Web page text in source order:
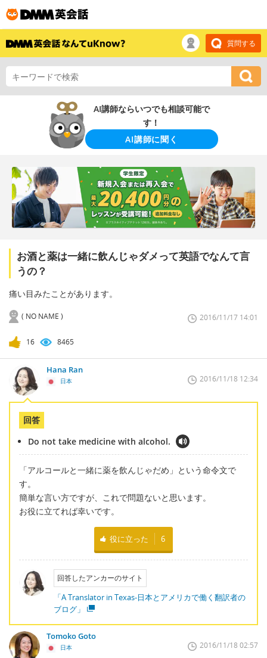
質問する
AI講師ならいつでも相談可能で
す！
AI講師に聞く
お酒と薬は一緒に飲んじゃダメって英語でなんて言
うの？
痛い目みたことがあります。
( NO NAME ) 2016/11/17 14:01
16 8465
Hana Ran
日本 2016/11/18 12:34
回答
Do not take medicine with alcohol.
「アルコールと一緒に薬を飲んじゃだめ」という命令文で
す。
簡単な言い方ですが、これで問題ないと思います。
お役に立てれば幸いです。
役に立った 6
回答したアンカーのサイト
「A Translator in Texas-日本とアメリカで働く翻訳者の
ブログ」
Tomoko Goto
日本 2016/11/18 02:57